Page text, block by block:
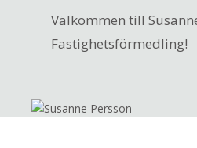
Välkommen till
Fastighetsförmedling!